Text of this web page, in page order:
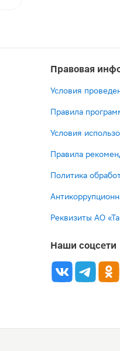
Правовая
Условия
Правила
Условия
Правила
Политика
Реквизиты АО
Наши соцсети